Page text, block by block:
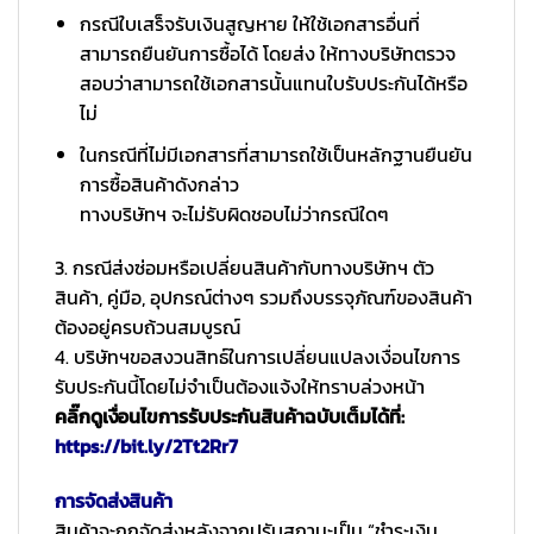
กรณีใบเสร็จรับเงินสูญหาย ให้ใช้เอกสารอื่นที่
สามารถยืนยันการซื้อได้ โดยส่ง ให้ทางบริษัทตรวจ
สอบว่าสามารถใช้เอกสารนั้นแทนใบรับประกันได้หรือ
ไม่
ในกรณีที่ไม่มีเอกสารที่สามารถใช้เป็นหลักฐานยืนยัน
การซื้อสินค้าดังกล่าว
ทางบริษัทฯ จะไม่รับผิดชอบไม่ว่ากรณีใดๆ
3. กรณีส่งซ่อมหรือเปลี่ยนสินค้ากับทางบริษัทฯ ตัว
สินค้า, คู่มือ, อุปกรณ์ต่างๆ รวมถึงบรรจุภัณฑ์ของสินค้า
ต้องอยู่ครบถ้วนสมบูรณ์
4. บริษัทฯขอสงวนสิทธ์ในการเปลี่ยนแปลงเงื่อนไขการ
รับประกันนี้โดยไม่จำเป็นต้องแจ้งให้ทราบล่วงหน้า
คลิ๊กดูเงื่อนไขการรับประกันสินค้าฉบับเต็มได้ที่:
https://bit.ly/2Tt2Rr7
การจัดส่งสินค้า